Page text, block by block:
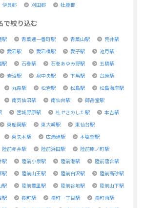
伊具郡 刈田郡 牡鹿郡
で絞り込む
駅 青葉通一番町駅 青葉山駅
荒井駅
愛宕駅 愛宕橋駅 愛子駅
池月駅
駅 石巻駅 石巻あゆみ野駅
五橋駅
岩沼駅 泉中央駅 下馬駅
台原駅
丸森駅 松岩駅 松島駅
松島海岸駅
南気仙沼駅 南仙台駅
御岳堂駅
宮城野原駅 杜せきのした駅
本吉駅
東船岡駅 東大崎駅
東仙台駅
東矢本駅 広瀬通駅
本塩釜駅
陸前赤井駅 陸前浜田駅
陸前原ノ町駅
駅 陸前小泉駅 陸前港駅
陸前落合駅
駅 陸前山王駅 陸前白沢駅
陸前高砂駅
駅 陸前豊里駅 陸前谷地駅
陸前山下駅
駅 長町駅 長町一丁目駅
長町南駅